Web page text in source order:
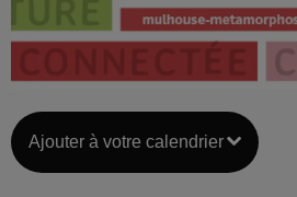
Ajouter à votre calendrier